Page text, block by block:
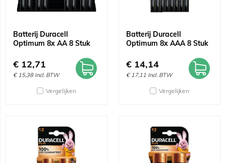
Batterij Duracell
Optimum 8x AA 8 Stuk
€ 12,71
€ 15,38 Incl. BTW
Vergelijken
Batterij Duracell
Optimum 8x AAA 8 Stuk
€ 14,14
€ 17,11 Incl. BTW
Vergelijken